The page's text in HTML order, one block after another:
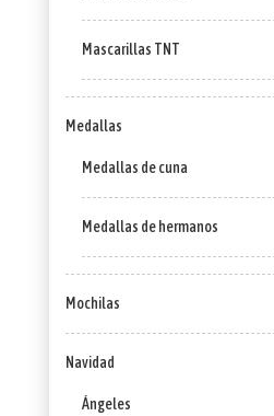
Mascarillas TNT
Medallas
Medallas de cuna
Medallas de hermanos
Mochilas
Navidad
Ángeles